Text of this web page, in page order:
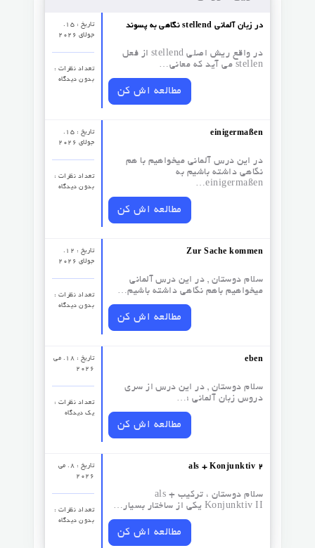
تاریخ : 15.
جولای 2026
تعداد نظرات‌ :
بدون دیدگاه
نگاهی به پسوند stellend در زبان آلمانی
در واقع ریش اصلی stellend از فعل
stellen می آید که معانی…
مطالعه اش کن
تاریخ : 15.
جولای 2026
تعداد نظرات‌ :
بدون دیدگاه
einigermaßen
در این درس آلمانی میخواهیم با هم
نگاهی داشته باشیم به
einigermaßen…
مطالعه اش کن
تاریخ : 12.
جولای 2026
تعداد نظرات‌ :
بدون دیدگاه
Zur Sache kommen
سلام دوستان , در این درس آلمانی
میخواهیم باهم نگاهی داشته باشیم…
مطالعه اش کن
تاریخ : 18. می
2026
تعداد نظرات‌ :
یک دیدگاه
eben
سلام دوستان , در این درس از سری
دروس زبان آلمانی ؛…
مطالعه اش کن
تاریخ : 8. می
2026
تعداد نظرات‌ :
بدون دیدگاه
als + Konjunktiv 2
سلام دوستان ، ترکیب als +
Konjunktiv II یکی از ساختار بسیار…
مطالعه اش کن